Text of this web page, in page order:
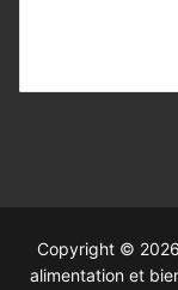
Copyright ©
alimentation et